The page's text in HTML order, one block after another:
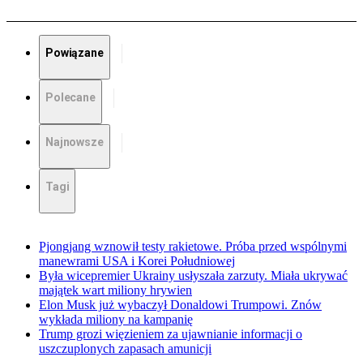
Powiązane
Polecane
Najnowsze
Tagi
Pjongjang wznowił testy rakietowe. Próba przed wspólnymi
manewrami USA i Korei Południowej
Była wicepremier Ukrainy usłyszała zarzuty. Miała ukrywać
majątek wart miliony hrywien
Elon Musk już wybaczył Donaldowi Trumpowi. Znów
wykłada miliony na kampanię
Trump grozi więzieniem za ujawnianie informacji o
uszczuplonych zapasach amunicji